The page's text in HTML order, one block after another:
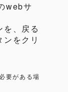
webサ
を、戻る
をクリ
要がある場